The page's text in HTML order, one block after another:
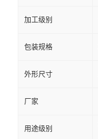
加工级别
包装规格
外形尺寸
厂家
用途级别